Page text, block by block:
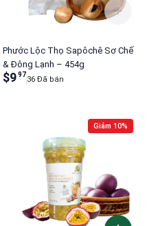
Phước Lộc Thọ Sapôchê Sơ Chế
& Đông Lạnh – 454g
$997
36 Đã bán
Giảm 10%